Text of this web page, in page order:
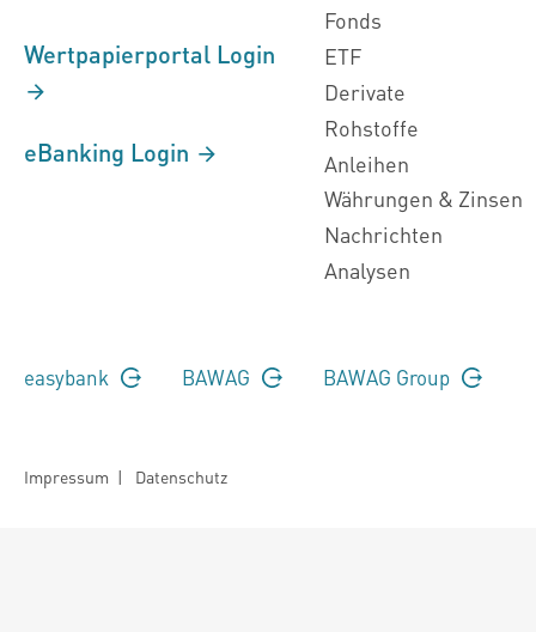
Wertpapierportal Login
eBanking Login
Fonds
ETF
Derivate
Rohstoffe
Anleihen
Währungen & Zinsen
Nachrichten
Analysen
easybank BAWAG BAWAG Group
Impressum | Datenschutz